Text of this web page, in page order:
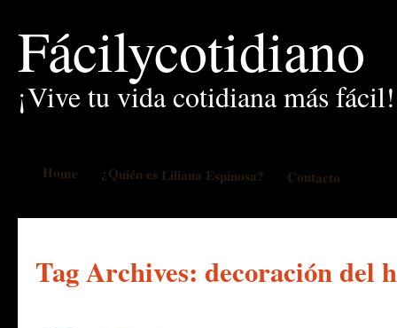
Fácilycotidiano
¡Vive tu vida cotidiana más fácil!
Home ¿Quién es Liliana Espinosa? Contacto
Tag Archives: decoración del